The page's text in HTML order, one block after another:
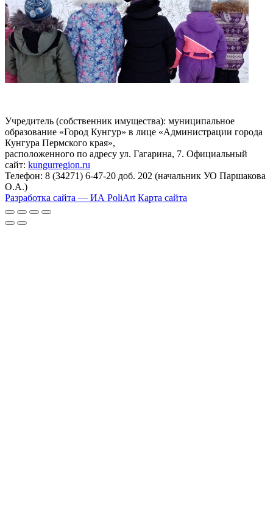
Учредитель (собственник имущества): муниципальное
образование «Город Кунгур» в лице «Администрации города
Кунгура Пермского края»,
расположенного по адресу ул. Гагарина, 7. Официальный
сайт: kungurregion.ru
Телефон: 8 (34271) 6-47-20 доб. 202 (начальник УО Паршакова
О.А.)
Разработка сайта — ИА PoliArt Карта сайта